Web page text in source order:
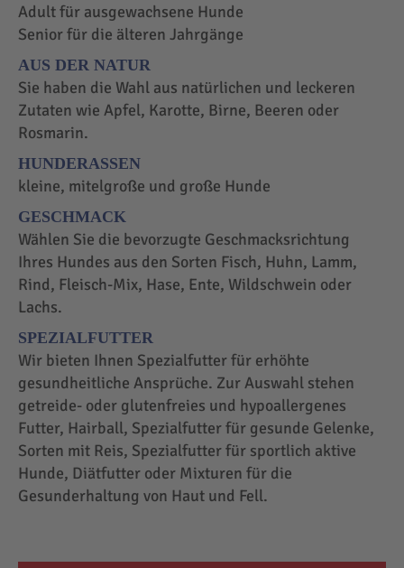
Adult für ausgewachsene Hunde
Senior für die älteren Jahrgänge
AUS DER NATUR
Sie haben die Wahl aus natürlichen und leckeren
Zutaten wie Apfel, Karotte, Birne, Beeren oder
Rosmarin.
HUNDERASSEN
kleine, mitelgroße und große Hunde
GESCHMACK
Wählen Sie die bevorzugte Geschmacksrichtung
Ihres Hundes aus den Sorten Fisch, Huhn, Lamm,
Rind, Fleisch-Mix, Hase, Ente, Wildschwein oder
Lachs.
SPEZIALFUTTER
Wir bieten Ihnen Spezialfutter für erhöhte
gesundheitliche Ansprüche. Zur Auswahl stehen
getreide- oder glutenfreies und hypoallergenes
Futter, Hairball, Spezialfutter für gesunde Gelenke,
Sorten mit Reis, Spezialfutter für sportlich aktive
Hunde, Diätfutter oder Mixturen für die
Gesunderhaltung von Haut und Fell.